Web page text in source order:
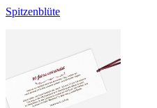
Spitzenblüte